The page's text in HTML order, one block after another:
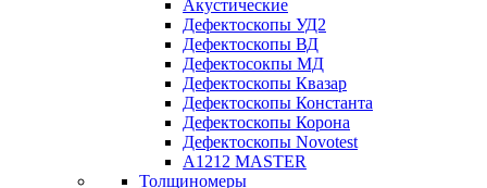
Акустические
Дефектоскопы УД2
Дефектоскопы ВД
Дефектосокпы МД
Дефектоскопы Квазар
Дефектоскопы Константа
Дефектоскопы Корона
Дефектоскопы Novotest
А1212 MASTER
Толщиномеры